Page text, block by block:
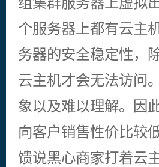
个服务器上都有云主
务器的安全稳定性，
云主机才会无法访问
象以及难以理解。因
向客户销售性价比较
馈说黑心商家打着云